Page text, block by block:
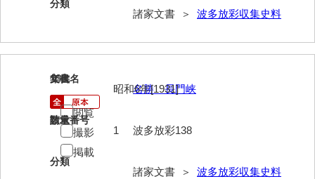
国司家文書
国光家文書
国守家文書
分類
諸家文書 ＞ 波多放彩収集史料
138
文書名
名勝 長門峡
請求番号
波多放彩138
分類
諸家文書 ＞ 波多放彩収集史料
年代
昭和6年[1931]
数量
1
閲覧
撮影
掲載